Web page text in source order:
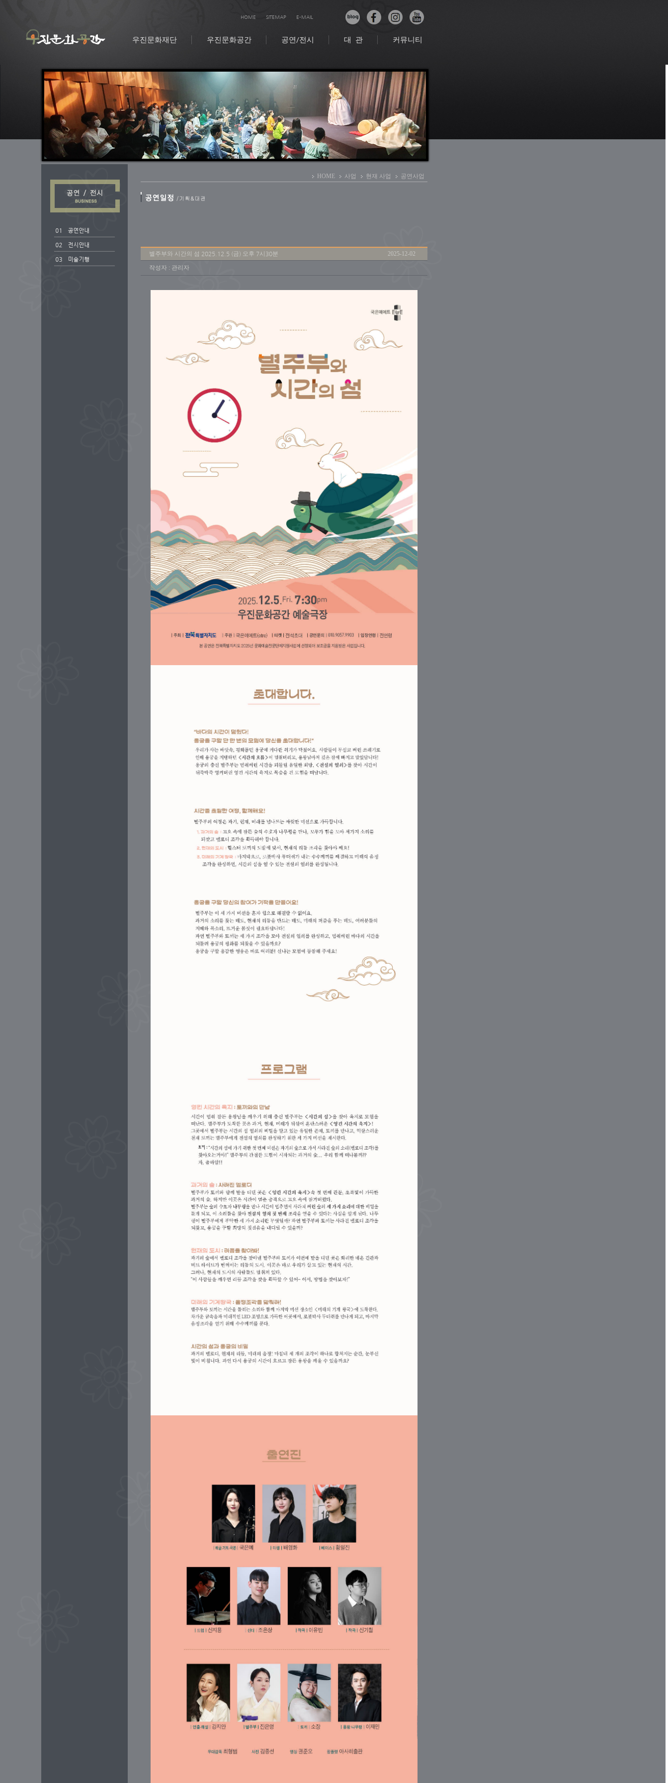
HOME SITEMAP E-MAIL
우진문화재단 우진문화공간 공연/전시 대 관 커뮤니티
HOME 사업 현재 사업 공연사업
별주부와 시간의 섬 2025.12.5 (금) 오후 7시30분
2025-12-02
작성자 : 관리자